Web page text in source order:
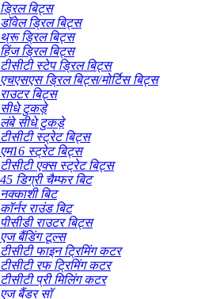
ड्रिल बिट्स
डॉवेल ड्रिल बिट्स
थ्रू ड्रिल बिट्स
हिंज ड्रिल बिट्स
टीसीटी स्टेप ड्रिल बिट्स
एचएसएस ड्रिल बिट्स/मोर्टिस बिट्स
राउटर बिट्स
सीधे टुकड़े
लंबे सीधे टुकड़े
टीसीटी स्ट्रेट बिट्स
एम16 स्ट्रेट बिट्स
टीसीटी एक्स स्ट्रेट बिट्स
45 डिग्री चैम्फर बिट
नक्काशी बिट
कॉर्नर राउंड बिट
पीसीडी राउटर बिट्स
एज बैंडिंग टूल्स
टीसीटी फाइन ट्रिमिंग कटर
टीसीटी रफ ट्रिमिंग कटर
टीसीटी प्री मिलिंग कटर
एज बैंडर सॉ